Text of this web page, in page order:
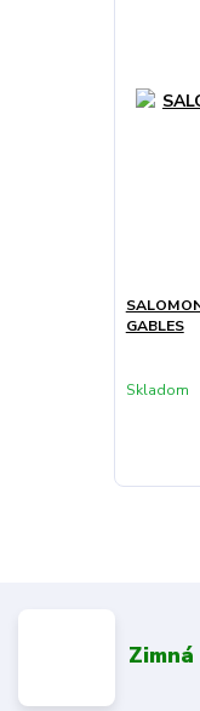
GABLES
Skladom
Zimná